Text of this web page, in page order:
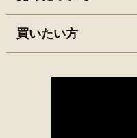
買いたい方